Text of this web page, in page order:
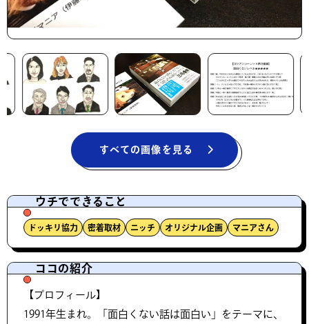
すべての画像を見る
ウチでできること
ドッキリ協力 密着取材 ニッチ オリジナル企画 マニアさん
ココの紹介
【プロフィール】
1991年生まれ。「面白くない話は面白い」をテーマに、